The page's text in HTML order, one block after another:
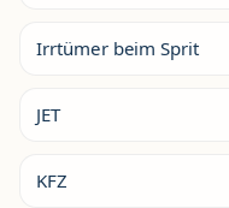
Irrtümer beim Sprit
JET
KFZ